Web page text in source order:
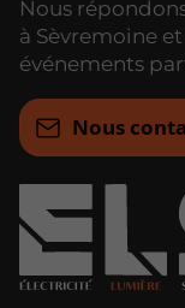
Nous
à Sèvremoine
événements
Nous